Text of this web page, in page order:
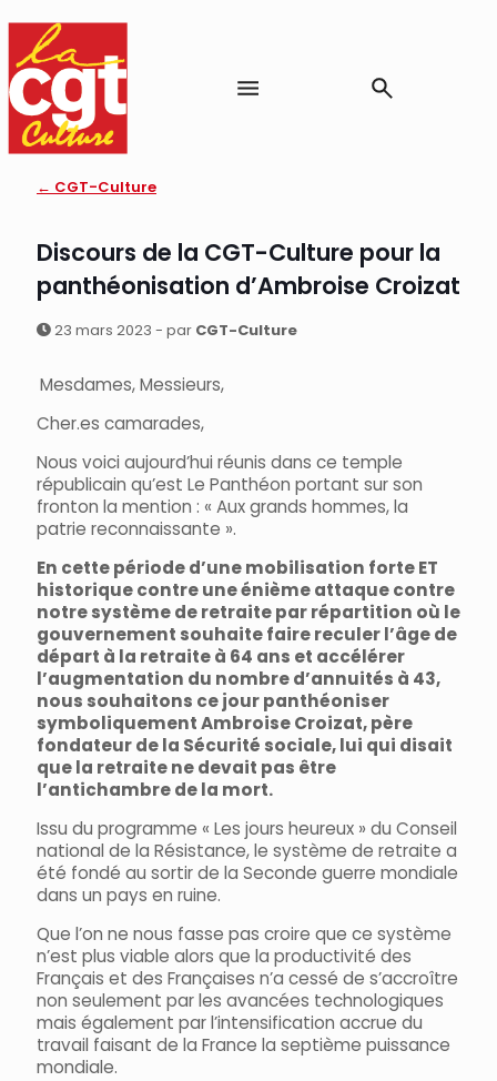
← CGT-Culture
Discours de la CGT-Culture pour la
panthéonisation d’Ambroise Croizat
23 mars 2023 - par CGT-Culture
Mesdames, Messieurs,
Cher.es camarades,
Nous voici aujourd’hui réunis dans ce temple
républicain qu’est Le Panthéon portant sur son
fronton la mention : « Aux grands hommes, la
patrie reconnaissante ».
En cette période d’une mobilisation forte ET
historique contre une énième attaque contre
notre système de retraite par répartition où le
gouvernement souhaite faire reculer l’âge de
départ à la retraite à 64 ans et accélérer
l’augmentation du nombre d’annuités à 43,
nous souhaitons ce jour panthéoniser
symboliquement Ambroise Croizat, père
fondateur de la Sécurité sociale, lui qui disait
que la retraite ne devait pas être
l’antichambre de la mort.
Issu du programme « Les jours heureux » du Conseil
national de la Résistance, le système de retraite a
été fondé au sortir de la Seconde guerre mondiale
dans un pays en ruine.
Que l’on ne nous fasse pas croire que ce système
n’est plus viable alors que la productivité des
Français et des Françaises n’a cessé de s’accroître
non seulement par les avancées technologiques
mais également par l’intensification accrue du
travail faisant de la France la septième puissance
mondiale.